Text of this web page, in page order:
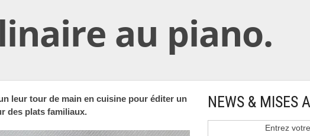
au piano.
leur tour de main en cuisine pour éditer un
des plats familiaux.
NEWS & MISES
Entrez